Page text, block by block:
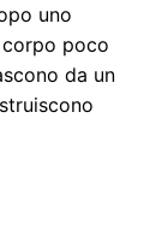
uno
poco
da un